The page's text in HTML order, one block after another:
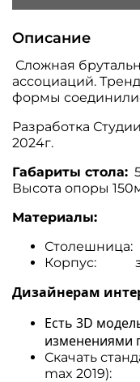
Описание
Сложная
ассоциаций.
формы
Разработка
2024г.
Габариты стола:
Высота опоры
Материалы:
Столешница:
Корпус:
Дизайнерам
Есть 3D
изменениями
Скачать
max 2019):